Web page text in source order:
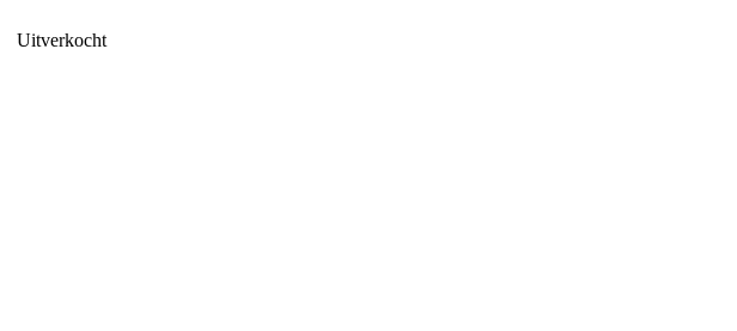
Uitverkocht